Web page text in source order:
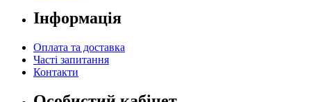
Інформація
Оплата та доставка
Часті запитання
Контакти